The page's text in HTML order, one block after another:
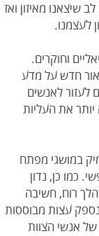
שיצאנו מאיזון ואז
לעצמנו.
וחוקרים.
אור חדש על מדע
לעזור לאנשים
את העליות
במושגי מפתח
כמו כן, נדון
רוח, חשיבה
עצות מבוססות
של אנשי הצוות